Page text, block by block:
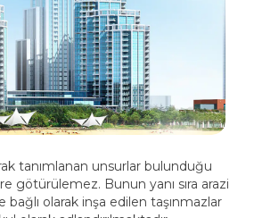
tanımlanan unsurlar bulunduğu
götürülemez. Bunun yanı sıra arazi
bağlı olarak inşa edilen taşınmazlar